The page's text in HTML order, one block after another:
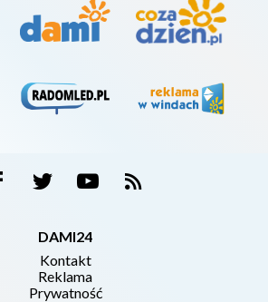
DAMI24
Kontakt
Reklama
Prywatność